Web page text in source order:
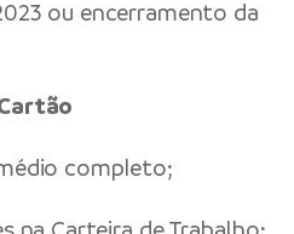
ou encerramento da
completo;